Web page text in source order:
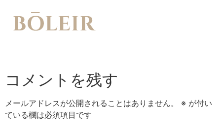
コメントを残す
メールアドレスが公開されることはありません。 ※ が付い
ている欄は必須項目です